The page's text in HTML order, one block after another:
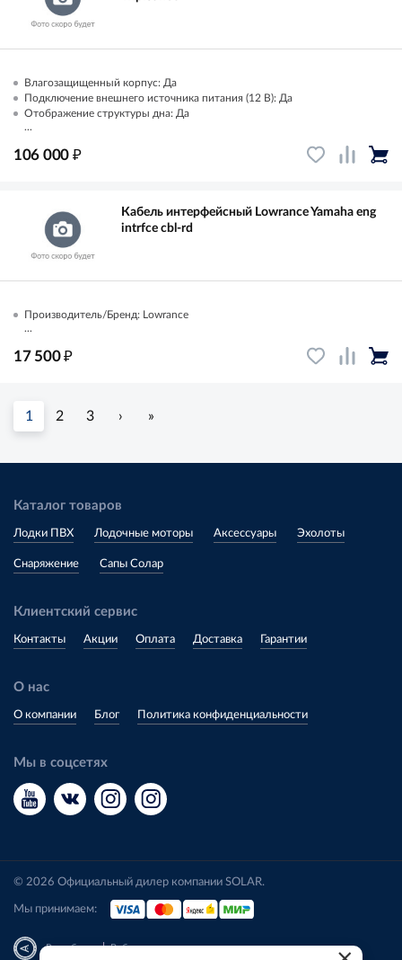
Влагозащищенный корпус: Да
Подключение внешнего источника питания (12 В): Да
Отображение структуры дна: Да
...
106 000 ₽
Кабель интерфейсный Lowrance Yamaha eng
intrfce cbl-rd
Производитель/Бренд: Lowrance
...
17 500₽
1 2 3 › »
Каталог товаров
Лодки ПВХ Лодочные моторы Аксессуары Эхолоты
Снаряжение Сапы Солар
Клиентский сервис
Контакты Акции Оплата Доставка Гарантии
О нас
О компании Блог Политика конфиденциальности
Мы в соцсетях
© 2026 Официальный дилер компании SOLAR.
Мы принимаем:
Разработка|Веб-аналитика